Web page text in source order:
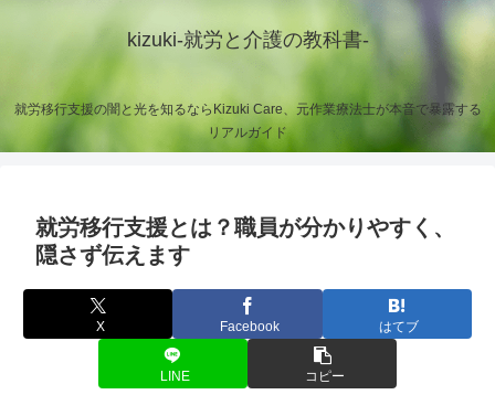
kizuki-就労と介護の教科書-
就労移行支援の闇と光を知るならKizuki Care、元作業療法士が本音で暴露する
リアルガイド
就労移行支援とは？職員が分かりやすく、
隠さず伝えます
X Facebook はてブ
LINE コピー